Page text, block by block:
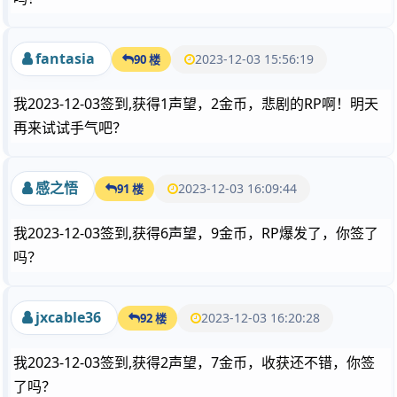
fantasia 90 楼 2023-12-03 15:56:19
我2023-12-03签到,获得1声望，2金币，悲剧的RP啊！明天
再来试试手气吧？
感之悟 91 楼 2023-12-03 16:09:44
我2023-12-03签到,获得6声望，9金币，RP爆发了，你签了
吗？
jxcable36 92 楼 2023-12-03 16:20:28
我2023-12-03签到,获得2声望，7金币，收获还不错，你签
了吗？